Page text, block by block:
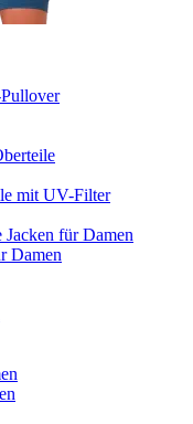
mit UV-Filter
Jacken für Damen
Damen